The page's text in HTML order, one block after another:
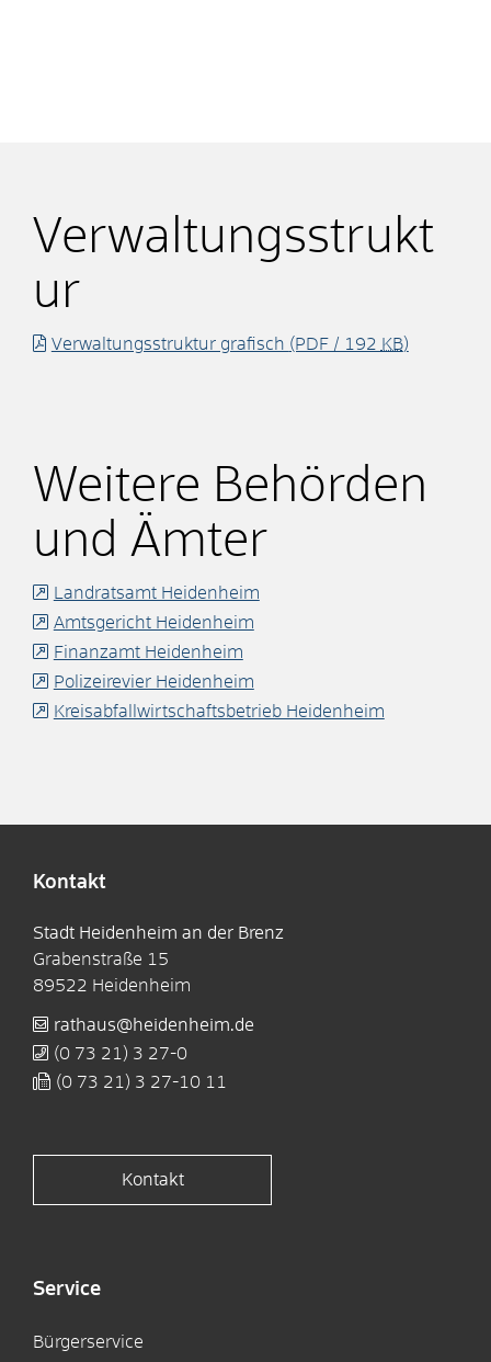
Verwaltungsstrukt
ur
Verwaltungsstruktur grafisch (PDF / 192 KB)
Weitere Behörden
und Ämter
Landratsamt Heidenheim
Amtsgericht Heidenheim
Finanzamt Heidenheim
Polizeirevier Heidenheim
Kreisabfallwirtschaftsbetrieb Heidenheim
Kontakt
Stadt Heidenheim an der Brenz
Grabenstraße 15
89522 Heidenheim
rathaus@heidenheim.de
(0 73 21) 3 27-0
(0 73 21) 3 27-10 11
Kontakt
Service
Bürgerservice